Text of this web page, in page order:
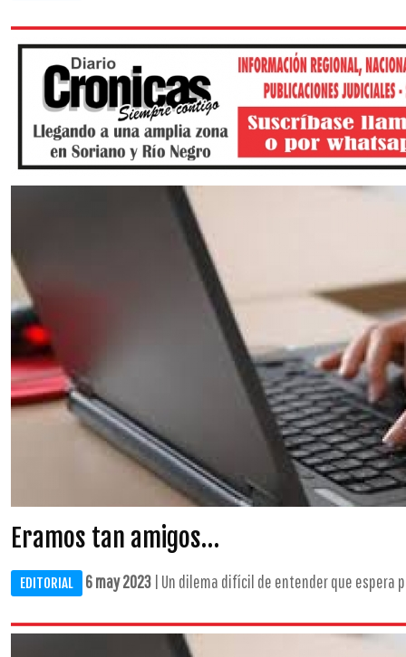
Eramos tan amigos…
EDITORIAL 6 may 2023 | Un dilema difícil de entender que espera